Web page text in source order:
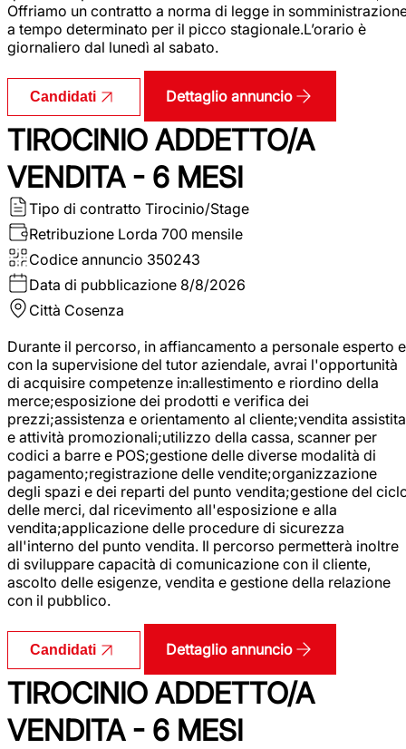
Offriamo un contratto a norma di legge in
a tempo determinato per il picco stagionale.L’orario è
giornaliero dal lunedì al sabato.
Candidati Dettaglio annuncio
TIROCINIO ADDETTO/A
VENDITA - 6 MESI
Tipo di contratto Tirocinio/Stage
Retribuzione Lorda 700 mensile
Codice annuncio 350243
Data di pubblicazione 8/8/2026
Città Cosenza
Durante il percorso, in affiancamento a personale esperto e
con la supervisione del tutor aziendale, avrai l'opportunità
di acquisire competenze in:allestimento e riordino della
merce;esposizione dei prodotti e verifica dei
prezzi;assistenza e orientamento al cliente;vendita assistita
e attività promozionali;utilizzo della cassa, scanner per
codici a barre e POS;gestione delle diverse modalità di
pagamento;registrazione delle vendite;organizzazione
degli spazi e dei reparti del punto vendita;gestione del
delle merci, dal ricevimento all'esposizione e alla
vendita;applicazione delle procedure di sicurezza
all'interno del punto vendita. Il percorso permetterà inoltre
di sviluppare capacità di comunicazione con il cliente,
ascolto delle esigenze, vendita e gestione della relazione
con il pubblico.
Candidati Dettaglio annuncio
TIROCINIO ADDETTO/A
VENDITA - 6 MESI